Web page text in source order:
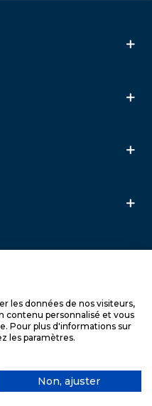
technique & artisanal ·
et du câble inox
les données de nos visiteurs,
contenu personnalisé et vous
Pour plus d'informations sur
les paramètres.
Non, ajuster